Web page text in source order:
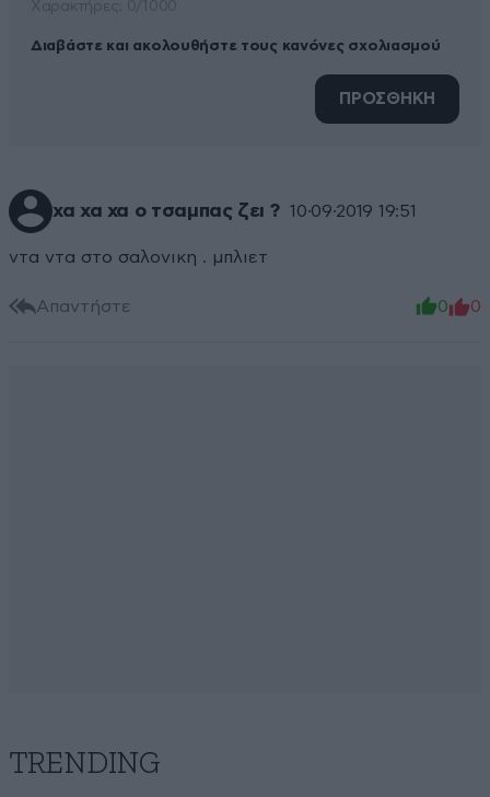
Διαβάστε και ακολουθήστε τους κανόνες σχολιασμού
ΠΡΟΣΘΗΚΗ
χα χα χα ο τσαμπας ζει ? 10·09·2019 19:51
ντα ντα στο σαλονικη . μπλιετ
Απαντήστε 0 0
TRENDING